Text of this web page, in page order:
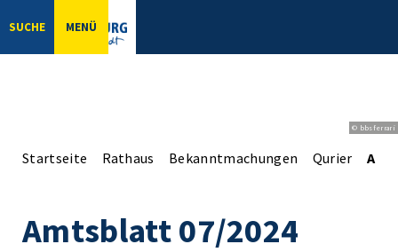
SUCHE MENÜ
© bbsferrari
Startseite Rathaus Bekanntmachungen Qurier
Amtsblatt 07/2024